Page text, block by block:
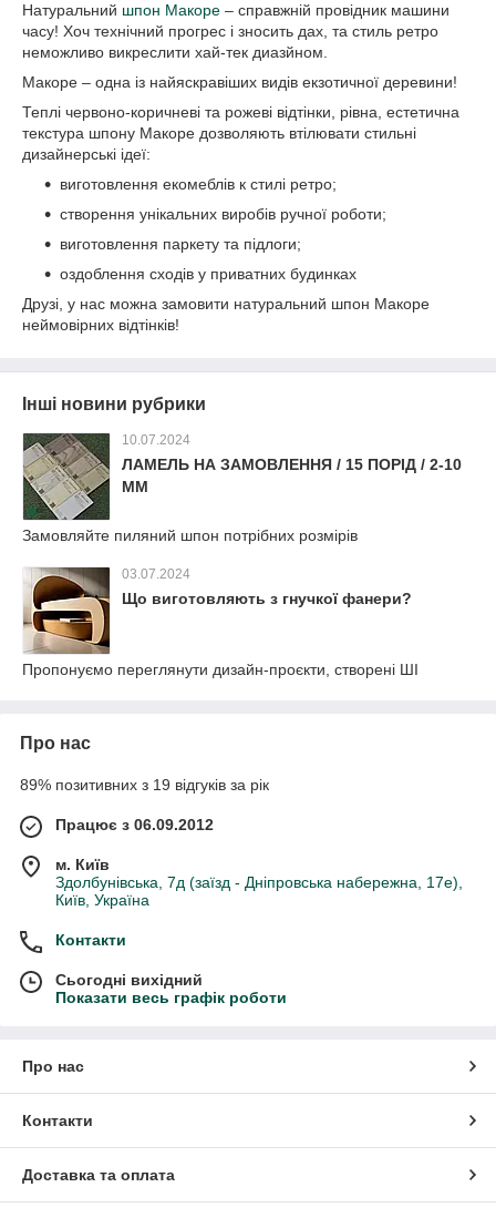
Натуральний шпон Макоре – справжній провідник машини
часу! Хоч технічний прогрес і зносить дах, та стиль ретро
неможливо викреслити хай-тек диазйном.
Макоре – одна із найяскравіших видів екзотичної деревини!
Теплі червоно-коричневі та рожеві відтінки, рівна, естетична
текстура шпону Макоре дозволяють втілювати стильні
дизайнерські ідеї:
виготовлення екомеблів к стилі ретро;
створення унікальних виробів ручної роботи;
виготовлення паркету та підлоги;
оздоблення сходів у приватних будинках
Друзі, у нас можна замовити натуральний шпон Макоре
неймовірних відтінків!
Інші новини рубрики
10.07.2024
ЛАМЕЛЬ НА ЗАМОВЛЕННЯ / 15 ПОРІД / 2-10
ММ
Замовляйте пиляний шпон потрібних розмірів
03.07.2024
Що виготовляють з гнучкої фанери?
Пропонуємо переглянути дизайн-проєкти, створені ШІ
Про нас
89% позитивних з 19 відгуків за рік
Працює з 06.09.2012
м. Київ
Здолбунівська, 7д (заїзд - Дніпровська набережна, 17е),
Київ, Україна
Контакти
Сьогодні вихідний
Показати весь графік роботи
Про нас
Контакти
Доставка та оплата